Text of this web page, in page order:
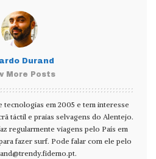
Durand
More Posts
em 2005 e tem interesse
táctil e praias selvagens do Alentejo.
regularmente viagens pelo País em
fazer surf. Pode falar com ele pelo
.